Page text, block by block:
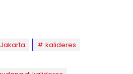
Jakarta
kalideres